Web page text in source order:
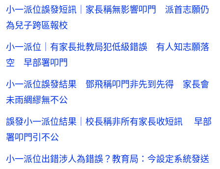
小一派位誤發短訊｜家長稱無影響叩門 派首志願仍
為兒子跨區報校
小一派位｜有家長批教局犯低級錯誤 有人知志願落
空 早部署叩門
小一派位誤發結果 鄧飛稱叩門非先到先得 家長會
未雨綢繆無不公
誤發小一派位結果｜校長稱非所有家長收短訊 早部
署叩門引不公
小一派位出錯涉人為錯誤？教育局：今設定系統發送